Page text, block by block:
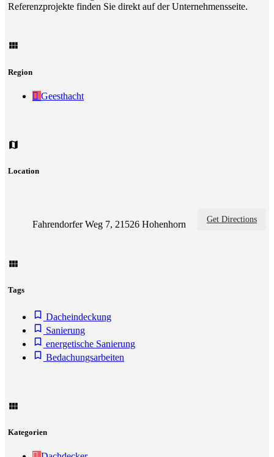
Referenzprojekte finden Sie direkt auf der Unternehmensseite.
Region
Geesthacht
Location
Fahrendorfer Weg 7, 21526 Hohenhorn Get Directions
Tags
Dacheindeckung
Sanierung
energetische Sanierung
Bedachungsarbeiten
Kategorien